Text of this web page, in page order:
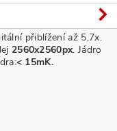
přiblížení až 5,7x.
2560x2560px. Jádro
< 15mK.